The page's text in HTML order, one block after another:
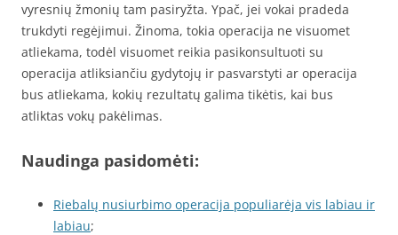
vyresnių žmonių tam pasiryžta. Ypač, jei vokai pradeda
trukdyti regėjimui. Žinoma, tokia operacija ne visuomet
atliekama, todėl visuomet reikia pasikonsultuoti su
operacija atliksiančiu gydytojų ir pasvarstyti ar operacija
bus atliekama, kokių rezultatų galima tikėtis, kai bus
atliktas vokų pakėlimas.
Naudinga pasidomėti:
Riebalų nusiurbimo operacija populiarėja vis labiau ir
labiau;